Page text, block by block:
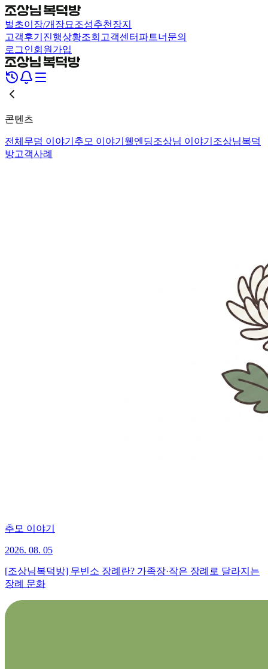
벌초이장/개장묘조성추천장지
고객후기 진행상황조회 고객센터 파트너문의
로그인회원가입
콘텐츠
전체 무덤 이야기 추모 이야기 웰엔딩조상님 이야기 조상님복덕
방고객사례
추모 이야기
2026. 08. 05
[조상님복덕방] 무빈소 장례란? 가족장·작은 장례로 달라지는
장례 문화